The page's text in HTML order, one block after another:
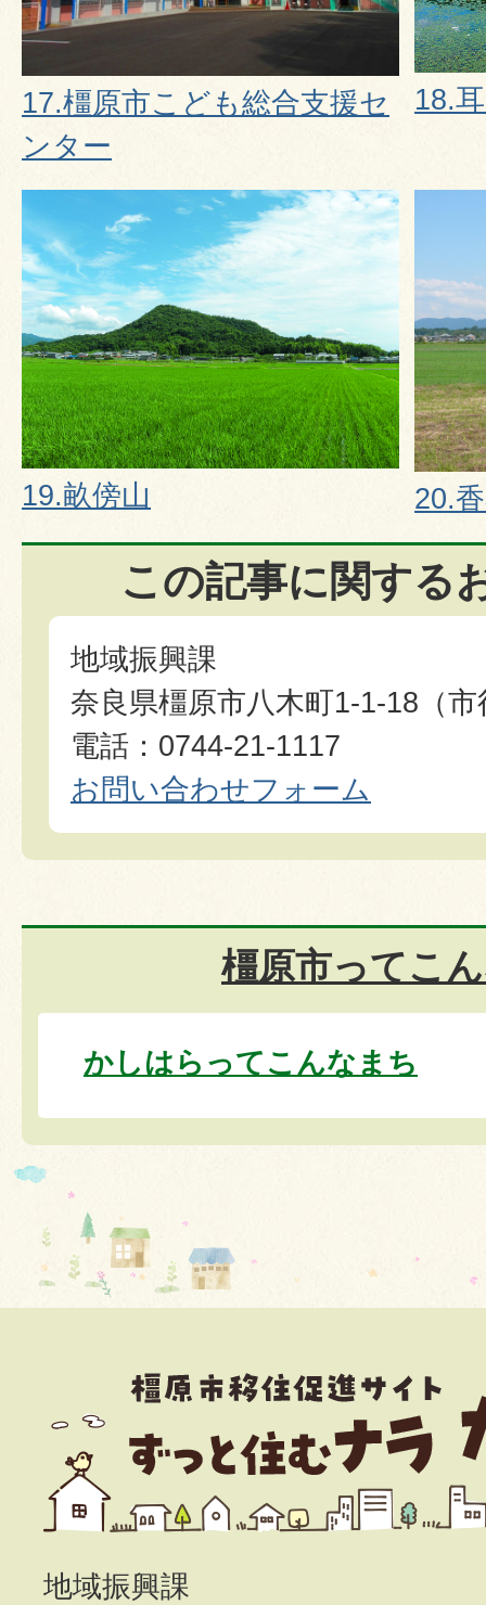
17.橿原市こども総合支援セ
ンター
18.
19.畝傍山 20.
この記事に関する
地域振興課
奈良県橿原市八木町1-1-18（
電話：0744-21-1117
お問い合わせフォーム
橿原市ってこ
かしはらってこんなまち
地域振興課